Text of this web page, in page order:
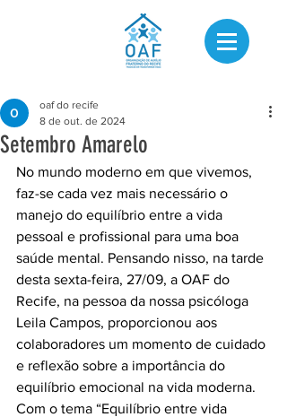
Setembro Amarelo
oaf do recife
8 de out. de 2024
No mundo moderno em que vivemos,
faz-se cada vez mais necessário o
manejo do equilíbrio entre a vida
pessoal e profissional para uma boa
saúde mental. Pensando nisso, na tarde
desta sexta-feira, 27/09, a OAF do
Recife, na pessoa da nossa psicóloga
Leila Campos, proporcionou aos
colaboradores um momento de cuidado
e reflexão sobre a importância do
equilíbrio emocional na vida moderna.
Com o tema “Equilíbrio entre vida